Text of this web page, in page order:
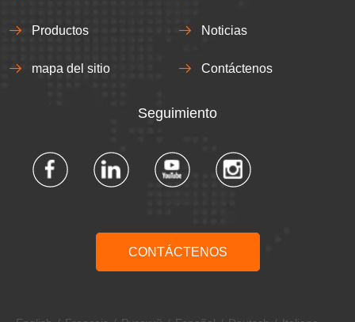
Productos Noticias
mapa del sitio Contáctenos
Seguimiento​​​​​​​
CONTÁCTENOS